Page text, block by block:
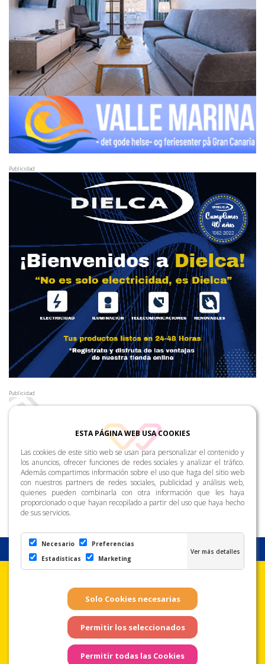
Publicidad
Publicidad
Aviso Legal Condiciones de uso
Política de
Privacidad
Copyright © Zona Amarilla. Todos los derechos reservados. - Página
ESTA PÁGINA WEB USA COOKIES
Las cookies de este sitio web se usan para personalizar el contenido y
los anuncios, ofrecer funciones de redes sociales y analizar el tráfico.
Además compartimos información sobre el uso que haga del sitio web
con nuestros partners de redes sociales, publicidad y análisis web,
quienes pueden combinarla con otra información que les haya
proporcionado o que hayan recopilado a partir del uso que haya hecho
de sus servicios.
Necesario
Preferencias
Estadisticas
Marketing